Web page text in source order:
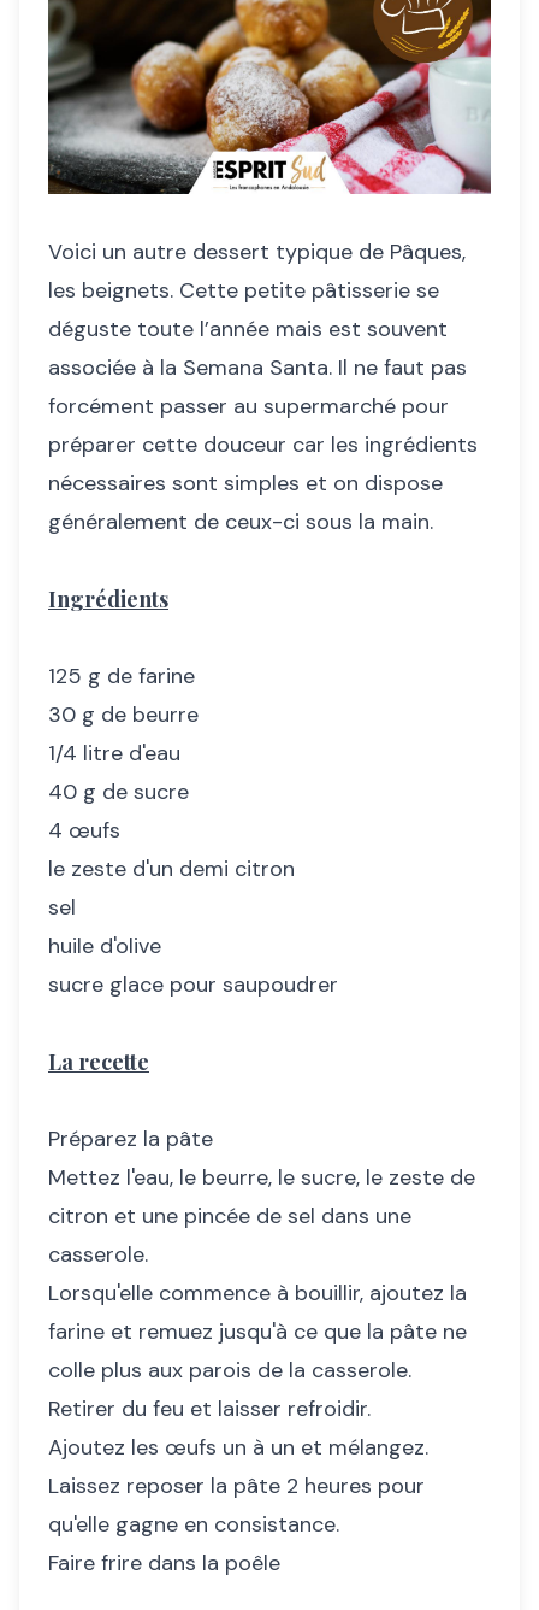
Voici un autre dessert typique de Pâques,
les beignets. Cette petite pâtisserie se
déguste toute l’année mais est souvent
associée à la Semana Santa. Il ne faut pas
forcément passer au supermarché pour
préparer cette douceur car les ingrédients
nécessaires sont simples et on dispose
généralement de ceux-ci sous la main.
Ingrédients
125 g de farine
30 g de beurre
1/4 litre d'eau
40 g de sucre
4 œufs
le zeste d'un demi citron
sel
huile d'olive
sucre glace pour saupoudrer
La recette
Préparez la pâte
Mettez l'eau, le beurre, le sucre, le zeste de
citron et une pincée de sel dans une
casserole.
Lorsqu'elle commence à bouillir, ajoutez la
farine et remuez jusqu'à ce que la pâte ne
colle plus aux parois de la casserole.
Retirer du feu et laisser refroidir.
Ajoutez les œufs un à un et mélangez.
Laissez reposer la pâte 2 heures pour
qu'elle gagne en consistance.
Faire frire dans la poêle